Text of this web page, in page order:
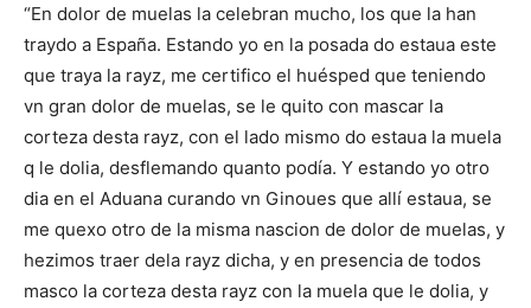
“En dolor de muelas la celebran mucho, los que la han
traydo a España. Estando yo en la posada do estaua este
que traya la rayz, me certifico el huésped que teniendo
vn gran dolor de muelas, se le quito con mascar la
corteza desta rayz, con el lado mismo do estaua la muela
q le dolia, desflemando quanto podía. Y estando yo otro
dia en el Aduana curando vn Ginoues que allí estaua, se
me quexo otro de la misma nascion de dolor de muelas, y
hezimos traer dela rayz dicha, y en presencia de todos
masco la corteza desta rayz con la muela que le dolia, y